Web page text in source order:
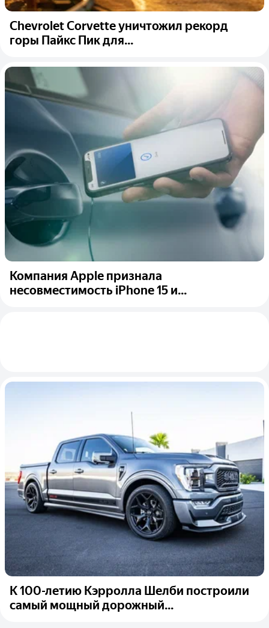
Chevrolet Corvette уничтожил рекорд
горы Пайкс Пик для...
Компания Apple признала
несовместимость iPhone 15 и...
К 100-летию Кэрролла Шелби построили
самый мощный дорожный...